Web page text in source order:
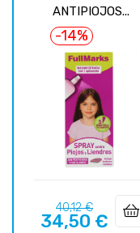
ANTIPIOJOS...
-14%
Prix
habituel
40,12 €Prix
34,50 €